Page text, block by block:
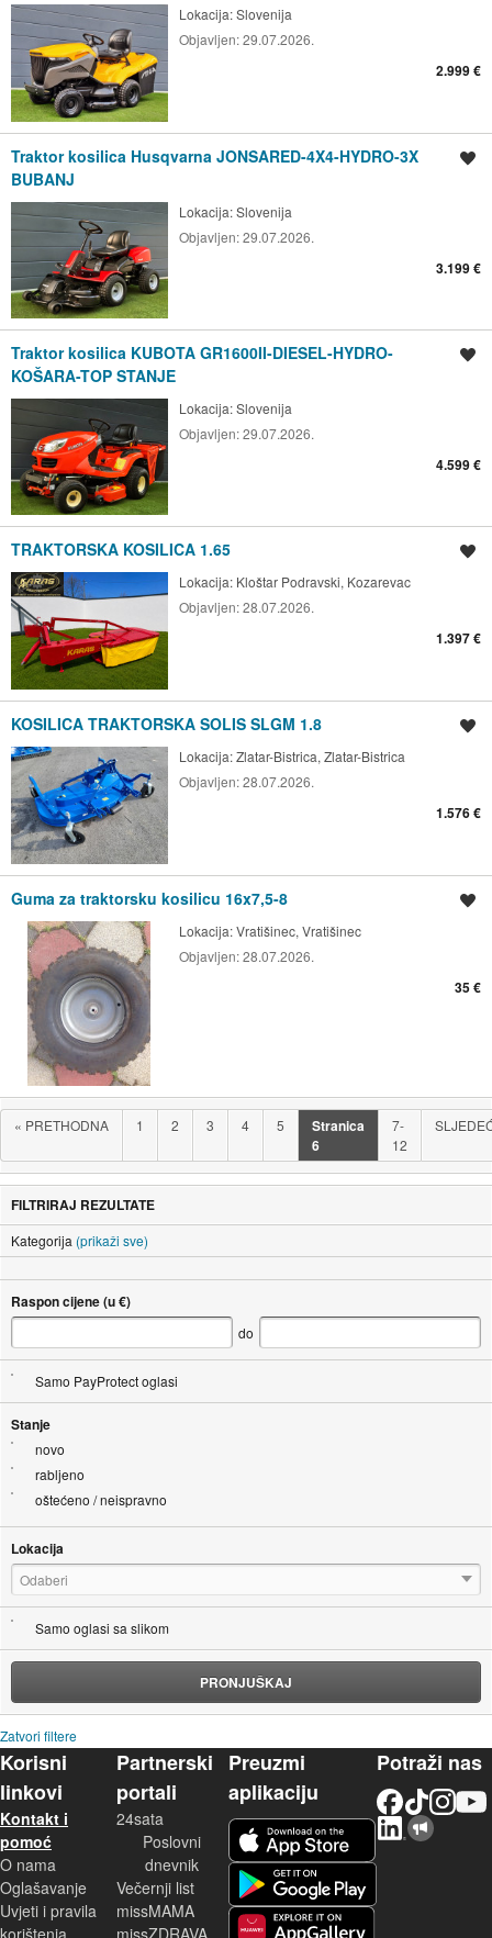
Lokacija:Slovenija
Objavljen:29.07.2026.
2.999 €
Traktor kosilica Husqvarna JONSARED-4X4-HYDRO-3X
BUBANJ
Lokacija:Slovenija
Objavljen:29.07.2026.
3.199 €
Traktor kosilica KUBOTA GR1600II-DIESEL-HYDRO-
KOŠARA-TOP STANJE
Lokacija:Slovenija
Objavljen:29.07.2026.
4.599 €
TRAKTORSKA KOSILICA 1.65
Lokacija: Kloštar Podravski, Kozarevac
Objavljen:28.07.2026.
1.397 €
KOSILICA TRAKTORSKA SOLIS SLGM 1.8
Lokacija:Zlatar-Bistrica, Zlatar-Bistrica
Objavljen:28.07.2026.
1.576 €
Guma za traktorsku kosilicu 16x7,5-8
Lokacija:Vratišinec, Vratišinec
Objavljen:28.07.2026.
35 €
« PRETHODNA 1 2 3 4 5
Stranica
6
7-
12
FILTRIRAJ REZULTATE
Kategorija (prikaži sve)
Raspon cijene (u €)
do
Samo PayProtect oglasi
Stanje
novo
rabljeno
oštećeno / neispravno
Lokacija
Odaberi
Samo oglasi sa slikom
PRONJUŠKAJ
Zatvori filtere
Korisni
linkovi
Kontakt i
pomoć
O nama
Oglašavanje
Uvjeti i pravila
korištenja
Partnerski
portali
24sata
Poslovni
dnevnik
Večernji list
missMAMA
missZDRAVA
Preuzmi
aplikaciju
Potraži nas